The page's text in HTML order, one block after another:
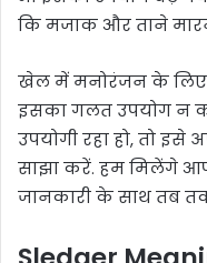
कि मजाक और ताने
खेल में मनोरंजन के लिए
इसका गलत उपयोग न
उपयोगी रहा हो, तो
साझा करें. हम मिलेंगे
जानकारी के साथ तब तक